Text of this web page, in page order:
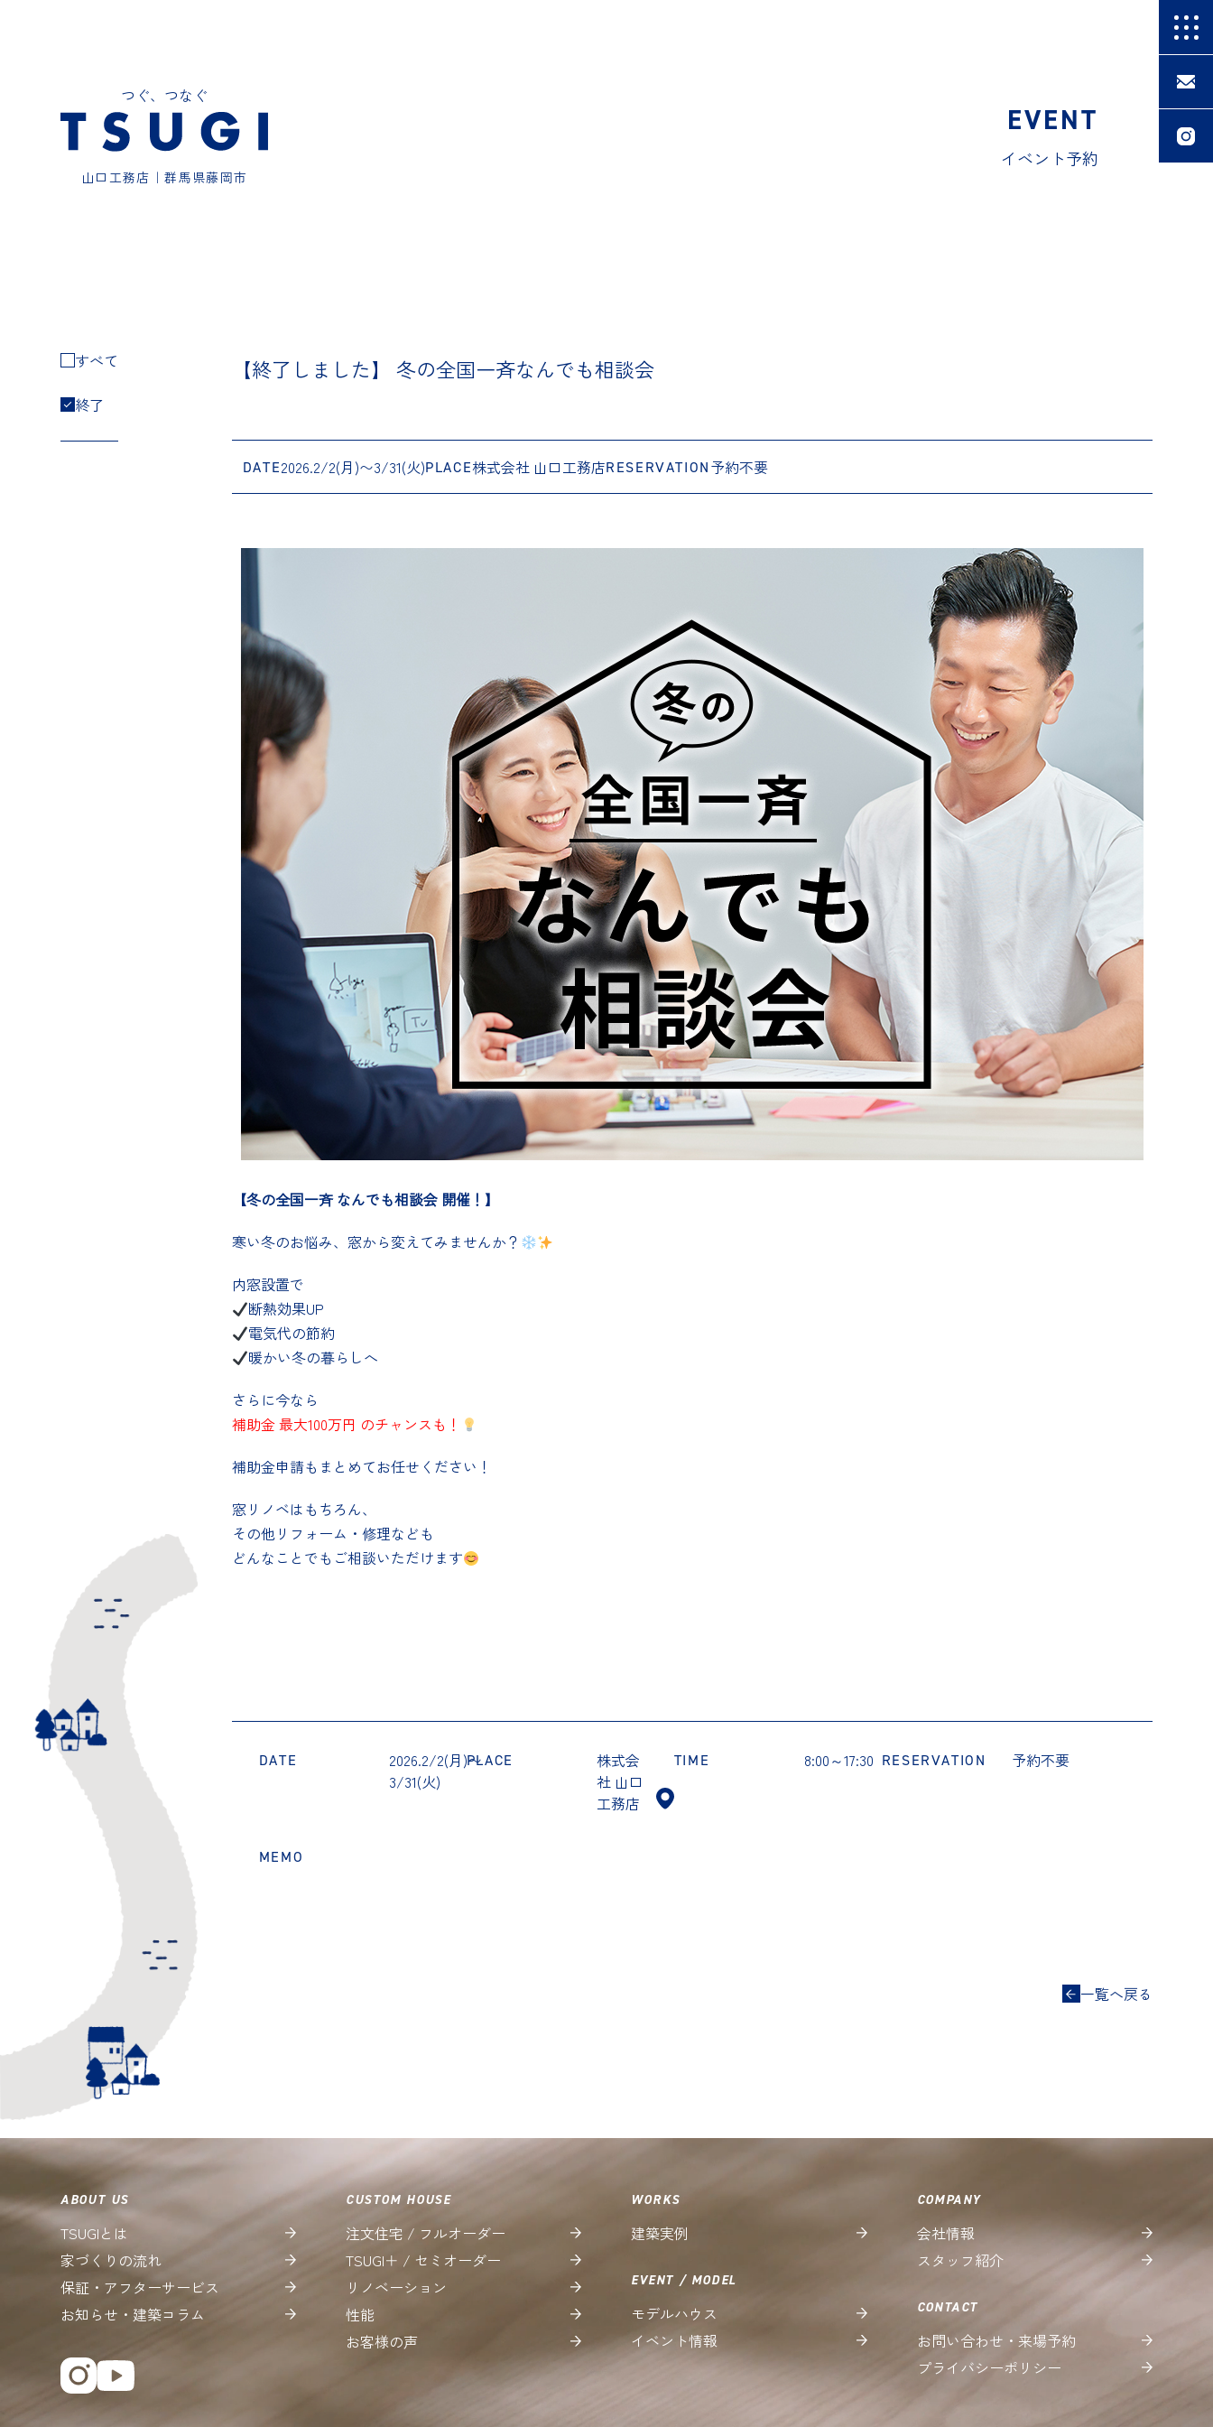
つぐ、つなぐ
山口工務店｜群馬県藤岡市
EVENT
イベント予約
すべて
終了
【終了しました】 冬の全国一斉なんでも相談会
DATE2026.2/2(月)〜3/31(火)PLACE株式会社 山口工務店RESERVATION 予約不要
【冬の全国一斉 なんでも相談会 開催！】
寒い冬のお悩み、窓から変えてみませんか？
内窓設置で
断熱効果UP
電気代の節約
暖かい冬の暮らしへ
さらに今なら
補助金 最大100万円 のチャンスも！
補助金申請もまとめてお任せください！
窓リノベはもちろん、
その他リフォーム・修理なども
どんなことでもご相談いただけます
DATE
2026.2/2(月)〜
3/31(火)
PLACE
株式会
社 山口
工務店
TIME 8:00～17:30 RESERVATION 予約不要
MEMO
一覧へ戻る
ABOUT US
TSUGIとは
家づくりの流れ
保証・アフターサービス
お知らせ・建築コラム
CUSTOM HOUSE
注文住宅 / フルオーダー
TSUGI＋ / セミオーダー
リノベーション
性能
お客様の声
WORKS
建築実例
EVENT / MODEL
モデルハウス
イベント情報
COMPANY
会社情報
スタッフ紹介
CONTACT
お問い合わせ・来場予約
プライバシーポリシー